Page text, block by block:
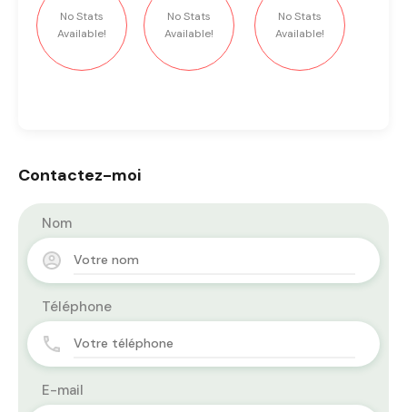
No Stats
Available!
No Stats
Available!
No Stats
Available!
Contactez-moi
Nom
Téléphone
E-mail